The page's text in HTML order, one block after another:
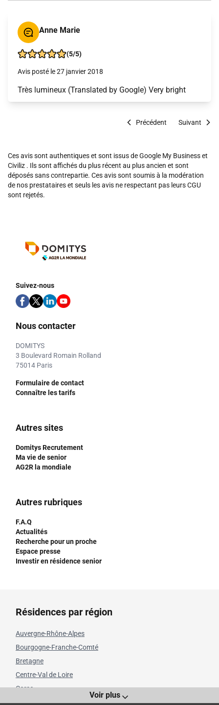
Anne Marie
(5/5)
Avis posté le 27 janvier 2018
Très lumineux (Translated by Google) Very bright
Précédent Suivant
Ces avis sont authentiques et sont issus de Google My Business et
Civiliz . Ils sont affichés du plus récent au plus ancien et sont
déposés sans contrepartie. Ces avis sont soumis à la modération
de nos prestataires et seuls les avis ne respectant pas leurs CGU
sont rejetés.
Suivez-nous
Nous contacter
DOMITYS
3 Boulevard Romain Rolland
75014 Paris
Formulaire de contact
Connaître les tarifs
Autres sites
Domitys Recrutement
Ma vie de senior
AG2R la mondiale
Autres rubriques
F.A.Q
Actualités
Recherche pour un proche
Espace presse
Investir en résidence senior
Résidences par région
Auvergne-Rhône-Alpes
Bourgogne-Franche-Comté
Bretagne
Centre-Val de Loire
Corse
Grand Est
Voir plus